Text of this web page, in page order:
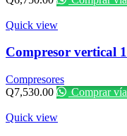
Quick view
Compresor vertical
Compresores
Q7,530.00 Comprar
Quick view